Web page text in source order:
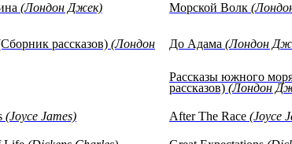
(Лондон Джек) Морской Волк
рассказов) (Лондон
До Адама (Лондон
Рассказы южного
рассказов) (Лондон
(Joyce James) After The Race (Joyce